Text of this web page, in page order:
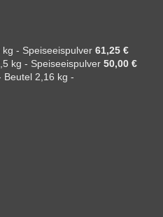
kg - Speiseeispulver61,25 €
kg - Speiseeispulver50,00 €
Beutel 2,16 kg -